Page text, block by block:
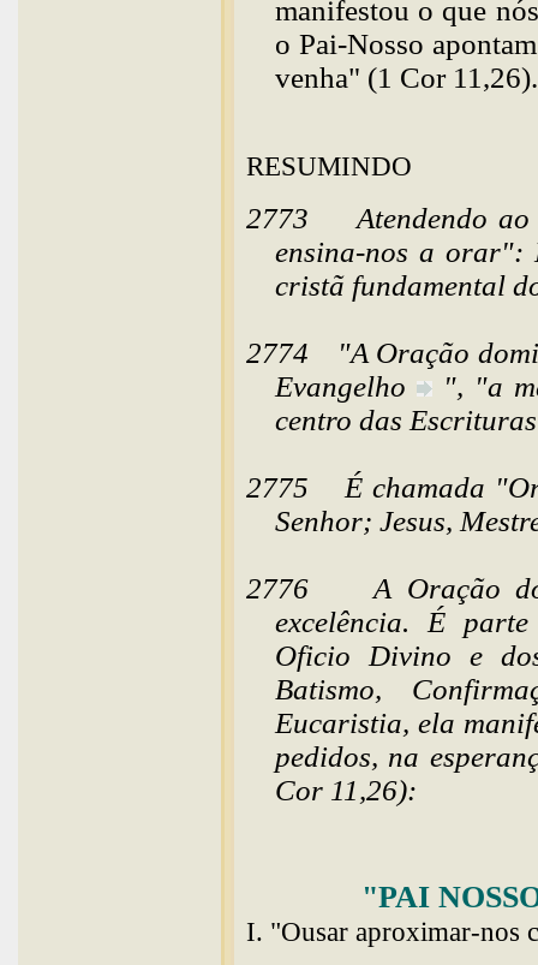
manifestou o que
o Pai-Nosso
venha" (1 Cor 11,26).
RESUMINDO
2773
Atendendo
ensina-nos a orar":
cristã fundamental
2774
"A Oração
Evangelho
", "a
centro das
2775
É chamada
Senhor; Jesus,
2776
A Oração
excelência. É
Oficio Divino e
Batismo,
Eucaristia, ela
pedidos, na
Cor 11,26):
"PAI
I. "Ousar aproximar-nos